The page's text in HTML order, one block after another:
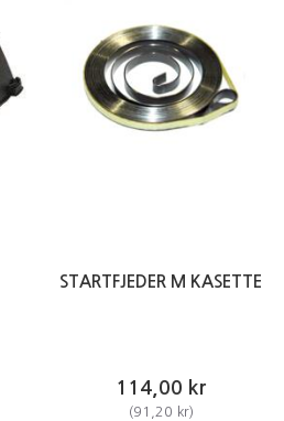
STARTFJEDER M KASETTE
114,00 kr
(91,20 kr)